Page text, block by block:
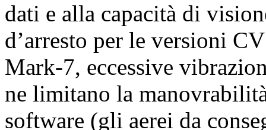
dati e alla capacità di
d’arresto per le versioni
Mark-7, eccessive
ne limitano la
software (gli aerei da